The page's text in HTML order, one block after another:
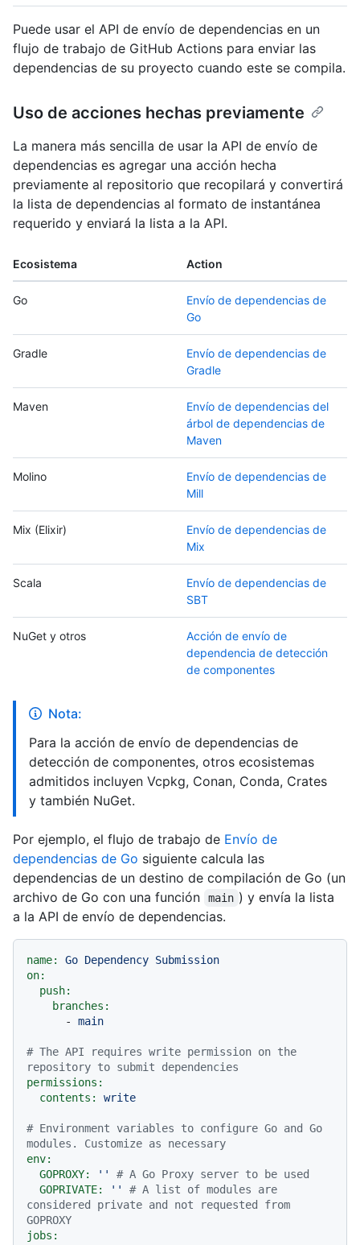
Puede usar el API de envío de dependencias en un
flujo de trabajo de GitHub Actions para enviar las
dependencias de su proyecto cuando este se compila.
Uso de acciones hechas previamente
La manera más sencilla de usar la API de envío de
dependencias es agregar una acción hecha
previamente al repositorio que recopilará y convertirá
la lista de dependencias al formato de instantánea
requerido y enviará la lista a la API.
Ecosistema Action
Go
Envío de dependencias de
Go
Gradle
Envío de dependencias de
Gradle
Maven
Envío de dependencias del
árbol de dependencias de
Maven
Molino
Envío de dependencias de
Mill
Mix (Elixir)
Envío de dependencias de
Mix
Scala
Envío de dependencias de
SBT
NuGet y otros
Acción de envío de
dependencia de detección
de componentes
Nota:
Para la acción de envío de dependencias de
detección de componentes, otros ecosistemas
admitidos incluyen Vcpkg, Conan, Conda, Crates
y también NuGet.
Por ejemplo, el flujo de trabajo de Envío de
dependencias de Go siguiente calcula las
dependencias de un destino de compilación de Go (un
archivo de Go con una función
main ) y envía la lista
a la API de envío de dependencias.
name: Go Dependency Submission
on:
push:
branches:
-
main
# The API requires write permission on the
repository to submit dependencies
permissions:
contents:
write
# Environment variables to configure Go and Go
modules. Customize as necessary
env:
GOPROXY:
''
# A Go Proxy server to be used
GOPRIVATE:
''
# A list of modules are
considered private and not requested from
GOPROXY
jobs: